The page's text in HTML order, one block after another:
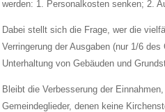
werden: 1. Personalkosten senken; 2.
Dabei stellt sich die Frage, wer die
Verringerung der Ausgaben (nur 1/6
Unterhaltung von Gebäuden und
Bleibt die Verbesserung der
Gemeindeglieder, denen keine